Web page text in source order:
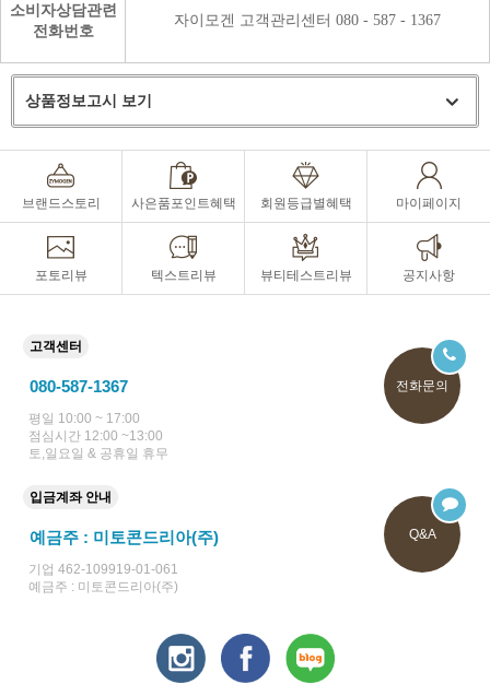
소비자상담관련
전화번호
자이모겐 고객관리센터 080 - 587 - 1367
상품정보고시 보기
브랜드스토리 사은품포인트혜택 회원등급별혜택 마이페이지
포토리뷰 텍스트리뷰 뷰티테스트리뷰 공지사항
고객센터
080-587-1367
평일 10:00 ~ 17:00
점심시간 12:00 ~13:00
토,일요일 & 공휴일 휴무
전화문의
입금계좌 안내
예금주 : 미토콘드리아(주)
기업 462-109919-01-061
예금주 : 미토콘드리아(주)
Q&A